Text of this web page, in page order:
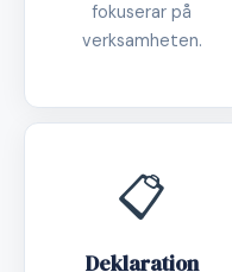
fokuserar på
verksamheten.
📋
Deklaration